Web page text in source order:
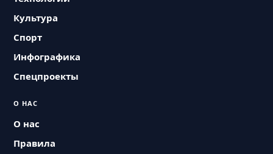
Культура
Спорт
Инфографика
Спецпроекты
О НАС
О нас
Правила